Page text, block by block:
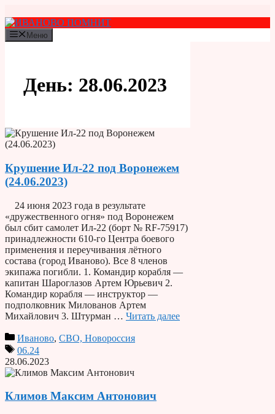
к
содержимому
Меню
День: 28.06.2023
Крушение Ил-22 под Воронежем
(24.06.2023)
24 июня 2023 года в результате
«дружественного огня» под Воронежем
был сбит самолет Ил-22 (борт № RF-75917)
принадлежности 610-го Центра боевого
применения и переучивания лётного
состава (город Иваново). Все 8 членов
экипажа погибли. 1. Командир корабля —
капитан Шароглазов Артем Юрьевич 2.
Командир корабля — инструктор —
подполковник Милованов Артем
Михайлович 3. Штурман … Читать далее
Иваново, СВО, Новороссия
06.24
28.06.2023
Климов Максим Антонович